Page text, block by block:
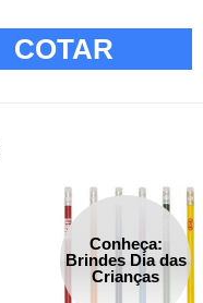
COTAR
Conheça:
Brindes Dia das
Crianças